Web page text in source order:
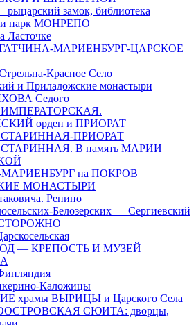
замок, библиотека
парк МОНРЕПО
МАРИЕНБУРГ-ЦАРСКОЕ
Красное Село
и Приладожские монастыри
Седого
орден и ПРИОРАТ
ПРИОРАТ
В память МАРИИ
на ПОКРОВ
МОНАСТЫРИ
Репино
Белозерских — Сергиевский
— КРЕПОСТЬ И МУЗЕЙ
Каложицы
храмы ВЫРИЦЫ и Царского Села
СЮИТА: дворцы,